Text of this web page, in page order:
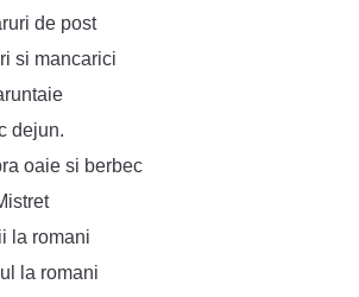
de post
si mancarici
dejun.
oaie si berbec
la romani
la romani